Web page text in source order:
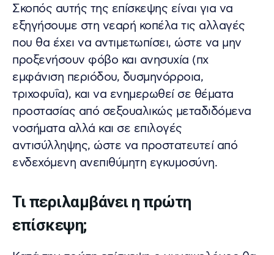
Σκοπός αυτής της επίσκεψης είναι για να
εξηγήσουμε στη νεαρή κοπέλα τις αλλαγές
που θα έχει να αντιμετωπίσει, ώστε να μην
προξενήσουν φόβο και ανησυχία (πχ
εμφάνιση περιόδου, δυσμηνόρροια,
τριχοφυΐα), και να ενημερωθεί σε θέματα
προστασίας από σεξουαλικώς μεταδιδόμενα
νοσήματα αλλά και σε επιλογές
αντισύλληψης, ώστε να προστατευτεί από
ενδεχόμενη ανεπιθύμητη εγκυμοσύνη.
Τι περιλαμβάνει η πρώτη
επίσκεψη;